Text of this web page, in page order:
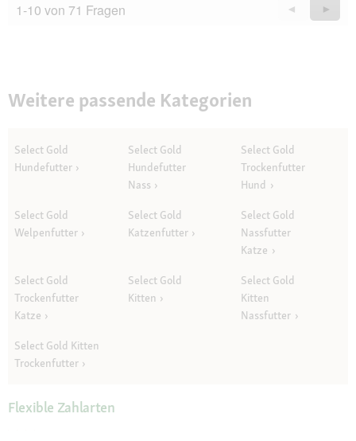
1-10 von 71 Fragen
Zurück
Questions
◄
Weiter
►
Weitere passende Kategorien
Select Gold
Hundefutter
Select Gold
Hundefutter
Nass
Select Gold
Trockenfutter
Hund
Select Gold
Welpenfutter
Select Gold
Katzenfutter
Select Gold
Nassfutter
Katze
Select Gold
Trockenfutter
Katze
Select Gold
Kitten
Select Gold
Kitten
Nassfutter
Select Gold Kitten
Trockenfutter
Flexible Zahlarten